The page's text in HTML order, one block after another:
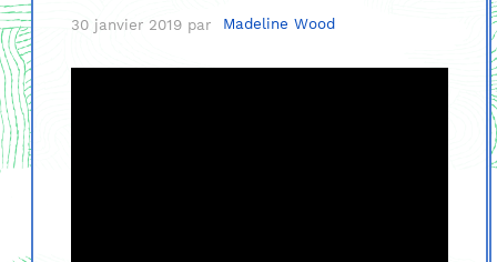
30 janvier 2019 par Madeline Wood